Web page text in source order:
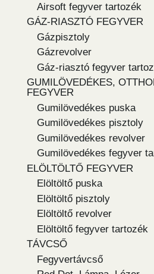
Airsoft fegyver tartozék
GÁZ-RIASZTÓ FEGYVER
Gázpisztoly
Gázrevolver
Gáz-riasztó fegyver
GUMILÖVEDÉKES,
FEGYVER
Gumilövedékes puska
Gumilövedékes pisztoly
Gumilövedékes revolver
Gumilövedékes fegyver
ELÖLTÖLTŐ FEGYVER
Elöltöltő puska
Elöltöltő pisztoly
Elöltöltő revolver
Elöltöltő fegyver tartozék
TÁVCSŐ
Fegyvertávcső